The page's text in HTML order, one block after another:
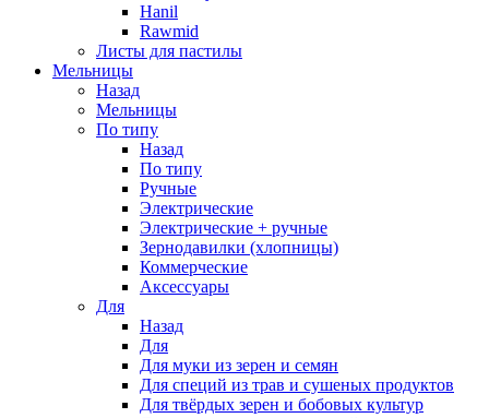
Hanil
Rawmid
Листы для пастилы
Мельницы
Назад
Мельницы
По типу
Назад
По типу
Ручные
Электрические
Электрические + ручные
Зернодавилки (хлопницы)
Коммерческие
Аксессуары
Для
Назад
Для
Для муки из зерен и семян
Для специй из трав и сушеных продуктов
Для твёрдых зерен и бобовых культур